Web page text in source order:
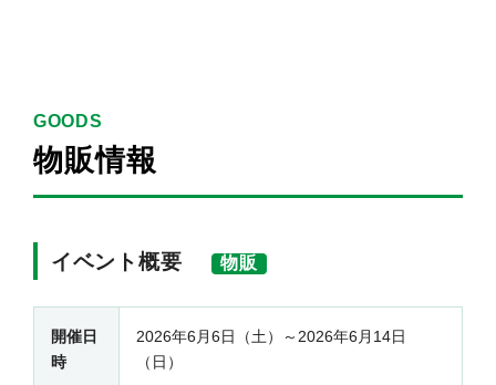
GOODS
物販情報
イベント概要 物販
開催日
時
2026年6月6日（土）～2026年6月14日
（日）